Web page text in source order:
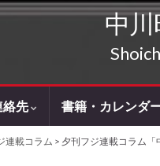
中
絡先 書籍・カレンダ
連載コラム > 夕刊フジ連載コラム「